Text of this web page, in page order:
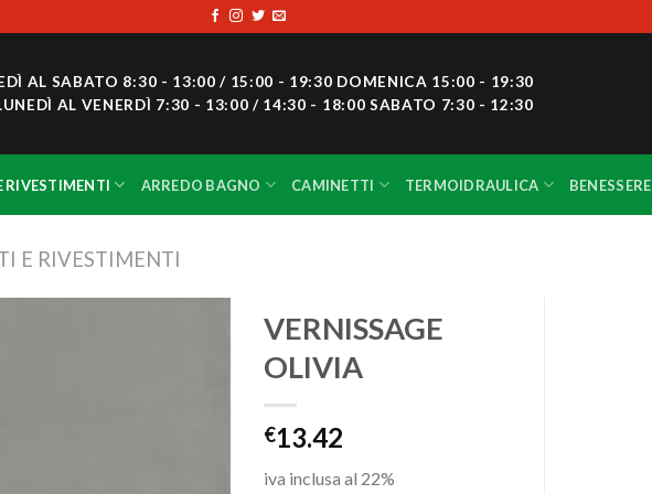
AL SABATO 8:30 - 13:00 / 15:00 - 19:30 DOMENICA 15:00 - 19:30
AL VENERDÌ 7:30 - 13:00 / 14:30 - 18:00 SABATO 7:30 - 12:30
RIVESTIMENTI ARREDO BAGNO CAMINETTI TERMOIDRAULICA BENESSERE
E RIVESTIMENTI
VERNISSAGE
OLIVIA
€13.42
iva inclusa al 22%